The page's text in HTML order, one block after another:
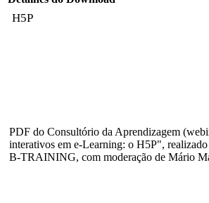
H5P
PDF do Consultório da Aprendizagem
interativos em e-Learning: o H5P",
B-TRAINING, com moderação de Mário